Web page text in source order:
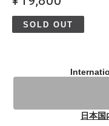
SOLD OUT
日本